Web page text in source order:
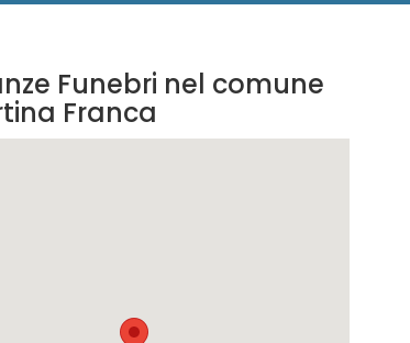
Funebri nel comune
Franca